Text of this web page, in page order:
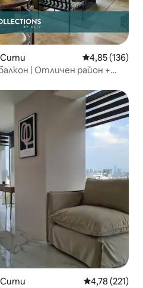
Средна
4,85 (136)
| Отличен район +
Средна
4,78 (221)